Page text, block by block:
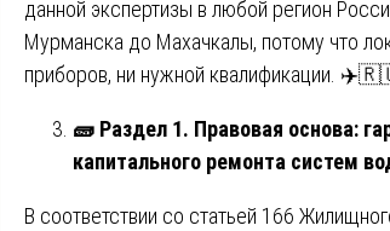
данной экспертизы в любой регион
Мурманска до Махачкалы, потому что
приборов, ни нужной квалификации.
🧱 Раздел 1. Правовая основа:
капитального ремонта систем
В соответствии со статьей 166